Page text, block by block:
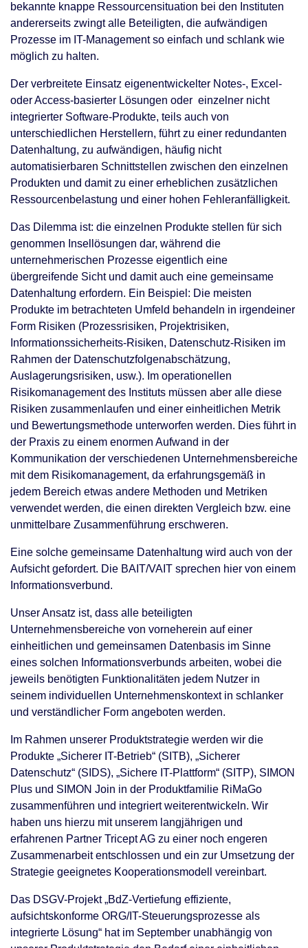
bekannte knappe Ressourcensituation bei den Instituten
andererseits zwingt alle Beteiligten, die aufwändigen
Prozesse im IT-Management so einfach und schlank wie
möglich zu halten.
Der verbreitete Einsatz eigenentwickelter Notes-, Excel-
oder Access-basierter Lösungen oder einzelner nicht
integrierter Software-Produkte, teils auch von
unterschiedlichen Herstellern, führt zu einer redundanten
Datenhaltung, zu aufwändigen, häufig nicht
automatisierbaren Schnittstellen zwischen den einzelnen
Produkten und damit zu einer erheblichen zusätzlichen
Ressourcenbelastung und einer hohen Fehleranfälligkeit.
Das Dilemma ist: die einzelnen Produkte stellen für sich
genommen Insellösungen dar, während die
unternehmerischen Prozesse eigentlich eine
übergreifende Sicht und damit auch eine gemeinsame
Datenhaltung erfordern. Ein Beispiel: Die meisten
Produkte im betrachteten Umfeld behandeln in irgendeiner
Form Risiken (Prozessrisiken, Projektrisiken,
Informationssicherheits-Risiken, Datenschutz-Risiken im
Rahmen der Datenschutzfolgenabschätzung,
Auslagerungsrisiken, usw.). Im operationellen
Risikomanagement des Instituts müssen aber alle diese
Risiken zusammenlaufen und einer einheitlichen Metrik
und Bewertungsmethode unterworfen werden. Dies führt in
der Praxis zu einem enormen Aufwand in der
Kommunikation der verschiedenen Unternehmensbereiche
mit dem Risikomanagement, da erfahrungsgemäß in
jedem Bereich etwas andere Methoden und Metriken
verwendet werden, die einen direkten Vergleich bzw. eine
unmittelbare Zusammenführung erschweren.
Eine solche gemeinsame Datenhaltung wird auch von der
Aufsicht gefordert. Die BAIT/VAIT sprechen hier von einem
Informationsverbund.
Unser Ansatz ist, dass alle beteiligten
Unternehmensbereiche von vorneherein auf einer
einheitlichen und gemeinsamen Datenbasis im Sinne
eines solchen Informationsverbunds arbeiten, wobei die
jeweils benötigten Funktionalitäten jedem Nutzer in
seinem individuellen Unternehmenskontext in schlanker
und verständlicher Form angeboten werden.
Im Rahmen unserer Produktstrategie werden wir die
Produkte „Sicherer IT-Betrieb“ (SITB), „Sicherer
Datenschutz“ (SIDS), „Sichere IT-Plattform“ (SITP), SIMON
Plus und SIMON Join in der Produktfamilie RiMaGo
zusammenführen und integriert weiterentwickeln. Wir
haben uns hierzu mit unserem langjährigen und
erfahrenen Partner Tricept AG zu einer noch engeren
Zusammenarbeit entschlossen und ein zur Umsetzung der
Strategie geeignetes Kooperationsmodell vereinbart.
Das DSGV-Projekt „BdZ-Vertiefung effiziente,
aufsichtskonforme ORG/IT-Steuerungsprozesse als
integrierte Lösung“ hat im September unabhängig von